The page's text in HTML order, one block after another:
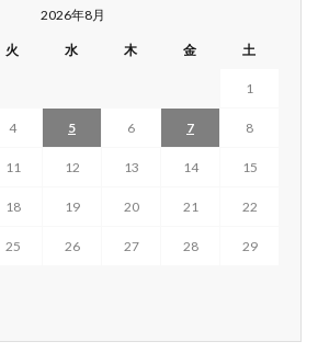
2026年8月
火 水 木 金 土
1
4 5 6 7 8
11 12 13 14 15
18 19 20 21 22
25 26 27 28 29